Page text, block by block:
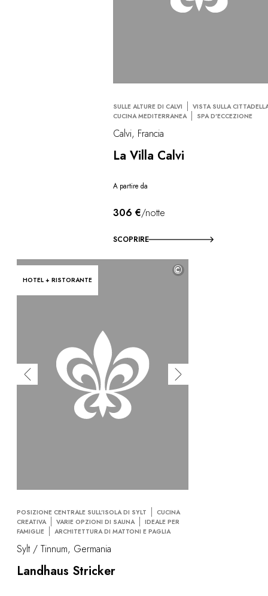
SULLE ALTURE DI CALVI
VISTA SULLA
CUCINA MEDITERRANEA
SPA D’ECCEZIONE
Calvi, Francia
La Villa Calvi
A partire da
306 €/notte
SCOPRIRE
HOTEL + RISTORANTE
©
POSIZIONE CENTRALE SULL’ISOLA DI SYLT
CUCINA
CREATIVA
VARIE OPZIONI DI SAUNA
IDEALE PER
FAMIGLIE
ARCHITETTURA DI MATTONI E PAGLIA
Sylt / Tinnum, Germania
Landhaus Stricker